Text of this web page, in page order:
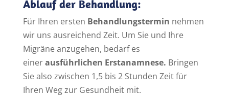
Ablauf der Behandlung:
Für Ihren ersten Behandlungstermin nehmen
wir uns ausreichend Zeit. Um Sie und Ihre
Migräne anzugehen, bedarf es
einerausführlichen Erstanamnese. Bringen
Sie also zwischen 1,5 bis 2 Stunden Zeit für
Ihren Weg zur Gesundheit mit.